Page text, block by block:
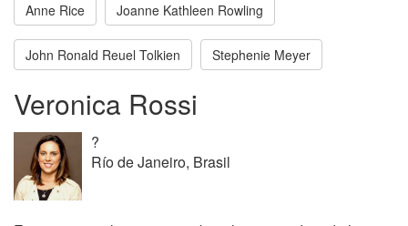
Anne Rice Joanne Kathleen Rowling
John Ronald Reuel Tolkien Stephenie Meyer
Veronica Rossi
?
Río de Janeiro, Brasil